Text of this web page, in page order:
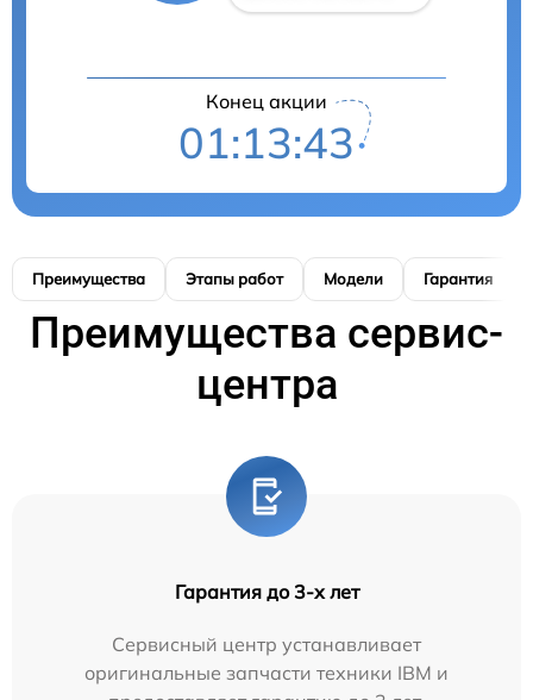
Конец акции
01:13:42
Преимущества Этапы работ Модели Гарантия
Преимущества сервис-
центра
Гарантия до 3-х лет
Сервисный центр устанавливает
оригинальные запчасти техники IBM и